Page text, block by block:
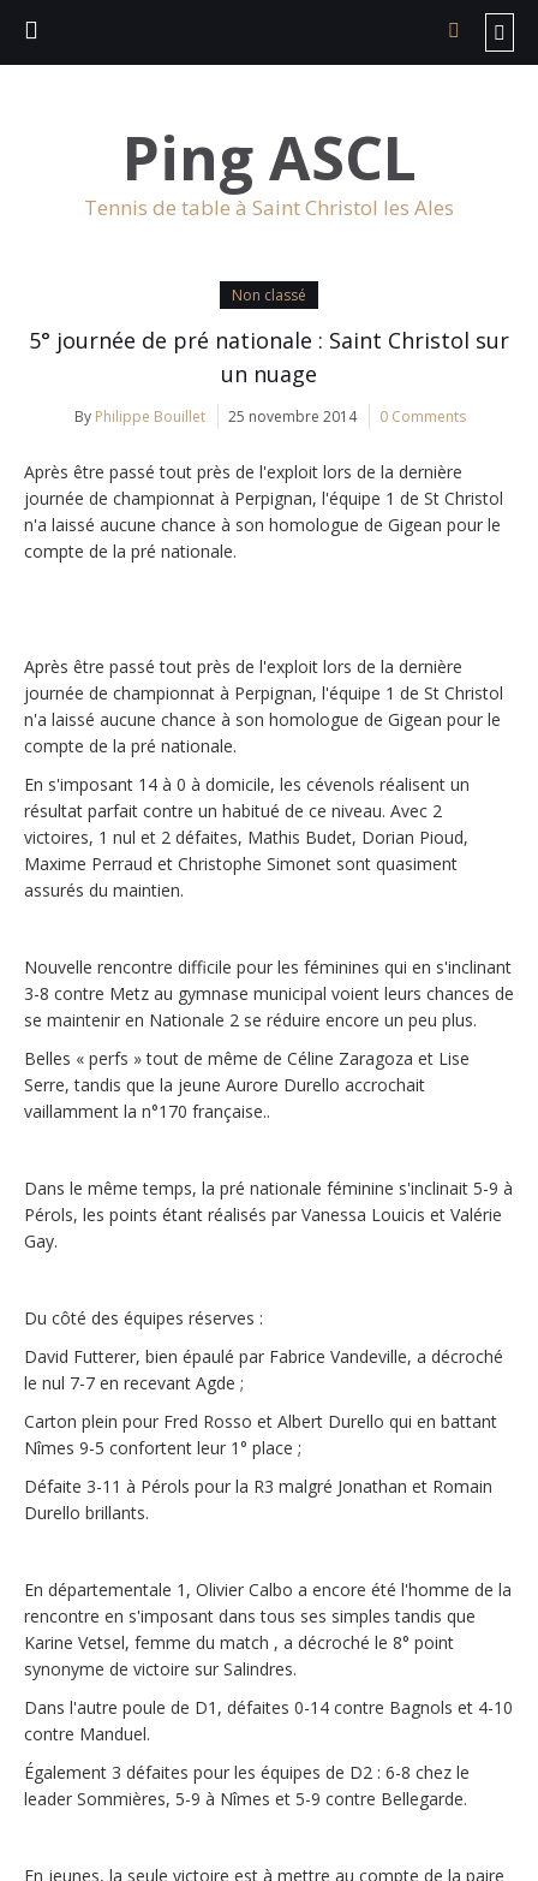
Ping ASCL
Tennis de table à Saint Christol les Ales
Non classé
5° journée de pré nationale : Saint Christol sur
un nuage
By Philippe Bouillet 25 novembre 2014 0 Comments
Après être passé tout près de l'exploit lors de la dernière
journée de championnat à Perpignan, l'équipe 1 de St Christol
n'a laissé aucune chance à son homologue de Gigean pour le
compte de la pré nationale.
Après être passé tout près de l'exploit lors de la dernière
journée de championnat à Perpignan, l'équipe 1 de St Christol
n'a laissé aucune chance à son homologue de Gigean pour le
compte de la pré nationale.
En s'imposant 14 à 0 à domicile, les cévenols réalisent un
résultat parfait contre un habitué de ce niveau. Avec 2
victoires, 1 nul et 2 défaites, Mathis Budet, Dorian Pioud,
Maxime Perraud et Christophe Simonet sont quasiment
assurés du maintien.
Nouvelle rencontre difficile pour les féminines qui en s'inclinant
3-8 contre Metz au gymnase municipal voient leurs chances de
se maintenir en Nationale 2 se réduire encore un peu plus.
Belles « perfs » tout de même de Céline Zaragoza et Lise
Serre, tandis que la jeune Aurore Durello accrochait
vaillamment la n°170 française..
Dans le même temps, la pré nationale féminine s'inclinait 5-9 à
Pérols, les points étant réalisés par Vanessa Louicis et Valérie
Gay.
Du côté des équipes réserves :
David Futterer, bien épaulé par Fabrice Vandeville, a décroché
le nul 7-7 en recevant Agde ;
Carton plein pour Fred Rosso et Albert Durello qui en battant
Nîmes 9-5 confortent leur 1° place ;
Défaite 3-11 à Pérols pour la R3 malgré Jonathan et Romain
Durello brillants.
En départementale 1, Olivier Calbo a encore été l'homme de la
rencontre en s'imposant dans tous ses simples tandis que
Karine Vetsel, femme du match , a décroché le 8° point
synonyme de victoire sur Salindres.
Dans l'autre poule de D1, défaites 0-14 contre Bagnols et 4-10
contre Manduel.
Également 3 défaites pour les équipes de D2 : 6-8 chez le
leader Sommières, 5-9 à Nîmes et 5-9 contre Bellegarde.
En jeunes, la seule victoire est à mettre au compte de la paire